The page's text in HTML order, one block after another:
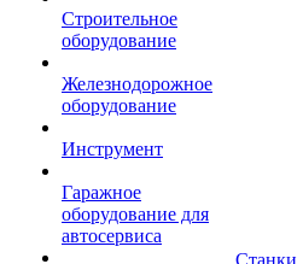
Строительное
оборудование
Железнодорожное
оборудование
Инструмент
Гаражное
оборудование для
автосервиса
Станки